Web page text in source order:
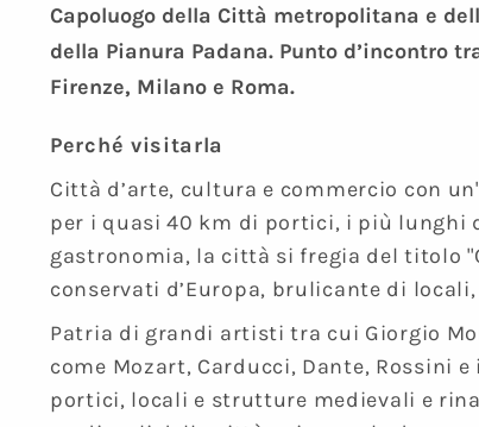
Capoluogo della Città metropolitana e
della Pianura Padana. Punto d’incontro
Firenze, Milano e Roma.
Perché visitarla
Città d’arte, cultura e commercio con
per i quasi 40 km di portici, i più lunghi
gastronomia, la città si fregia del titolo
conservati d’Europa, brulicante di
Patria di grandi artisti tra cui Giorgio
come Mozart, Carducci, Dante, Rossini
portici, locali e strutture medievali e